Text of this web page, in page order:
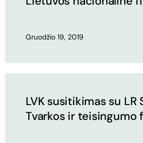
Gruodžio 19, 2019
LVK susitikimas su LR
Tvarkos ir teisingumo